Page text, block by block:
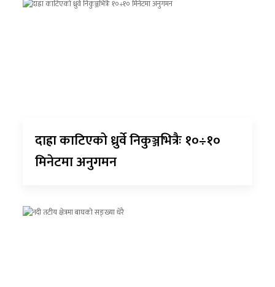
दाह्रा काटिएको ध्रुर्वे निकुञ्जभित्रैः १०÷१०
मिनेटमा अनुगमन